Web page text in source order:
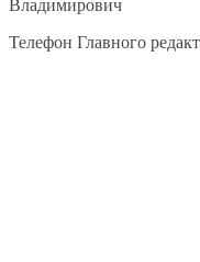
Владимирович
Телефон Главного